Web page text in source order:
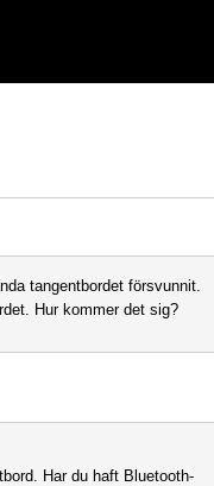
tangentbordet försvunnit.
Hur kommer det sig?
Har du haft Bluetooth-